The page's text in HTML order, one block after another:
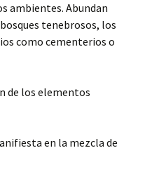
ambientes. Abundan
tenebrosos, los
como cementerios o
de los elementos
en la mezcla de